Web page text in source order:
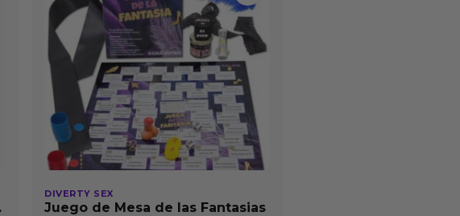
DIVERTY SEX
Juego de Mesa de las Fantasias